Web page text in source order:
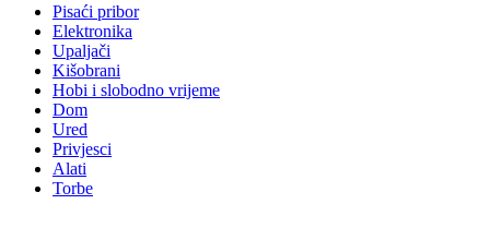
Pisaći pribor
Elektronika
Upaljači
Kišobrani
Hobi i slobodno vrijeme
Dom
Ured
Privjesci
Alati
Torbe